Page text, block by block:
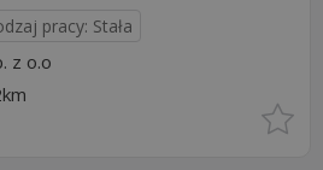
pracy: Stała
z o.o